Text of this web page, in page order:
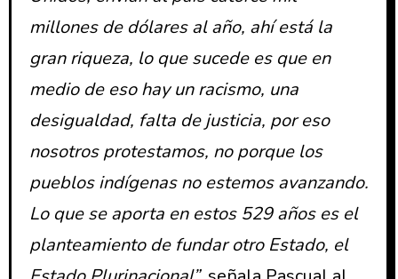
millones de dólares al año, ahí está la
gran riqueza, lo que sucede es que en
medio de eso hay un racismo, una
desigualdad, falta de justicia, por eso
nosotros protestamos, no porque los
pueblos indígenas no estemos avanzando.
Lo que se aporta en estos 529 años es el
planteamiento de fundar otro Estado, el